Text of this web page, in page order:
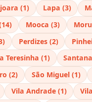
(1)
Lapa (3)
Mooca (3)
Perdizes (2)
Teresinha (1)
(2)
São Miguel (1)
Vila Andrade (1)